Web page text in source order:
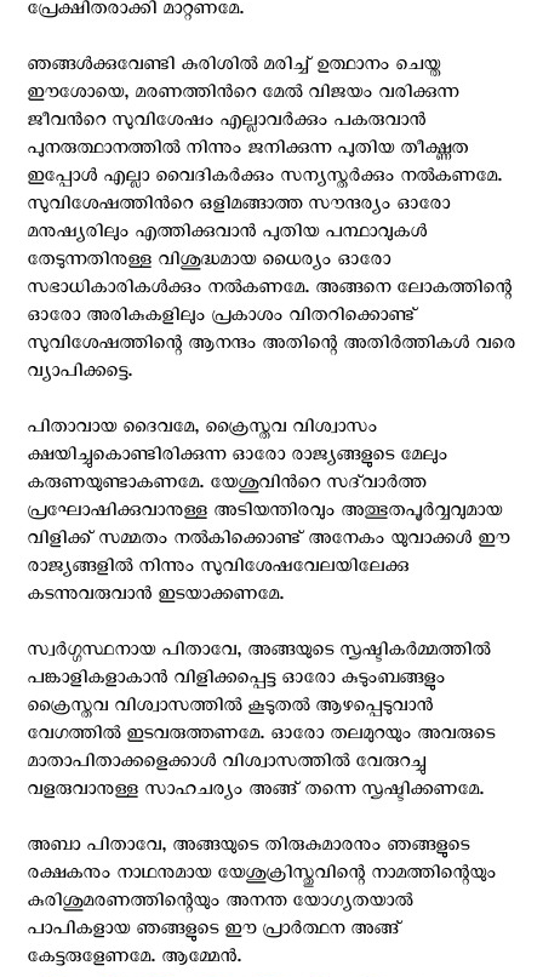
പ്രേക്ഷിതരാക്കി മാറ്റണമേ.
ഞങ്ങൾക്കുവേണ്ടി കുരിശിൽ മരിച്ച് ഉത്ഥാനം ചെയ്ത
ഈശോയെ, മരണത്തിന്‍റെ മേല്‍ വിജയം വരിക്കുന്ന
ജീവന്‍റെ സുവിശേഷം എല്ലാവര്‍ക്കും പകരുവാന്‍
പുനരുത്ഥാനത്തില്‍ നിന്നും ജനിക്കുന്ന പുതിയ തീക്ഷ്ണത
ഇപ്പോള്‍ എല്ലാ വൈദികർക്കും സന്യസ്തർക്കും നൽകണമേ.
സുവിശേഷത്തിന്‍റെ ഒളിമങ്ങാത്ത സൗന്ദര്യം ഓരോ
മനുഷ്യരിലും എത്തിക്കുവാന്‍ പുതിയ പന്ഥാവുകള്‍
തേടുന്നതിനുള്ള വിശുദ്ധമായ ധൈര്യം ഓരോ
സഭാധികാരികൾക്കും നൽകണമേ. അങ്ങനെ ലോകത്തിന്റെ
ഓരോ അരികുകളിലും പ്രകാശം വിതറിക്കൊണ്ട്
സുവിശേഷത്തിന്റെ ആനന്ദം അതിന്റെ അതിർത്തികൾ വരെ
വ്യാപിക്കട്ടെ.
പിതാവായ ദൈവമേ, ക്രൈസ്തവ വിശ്വാസം
ക്ഷയിച്ചുകൊണ്ടിരിക്കുന്ന ഓരോ രാജ്യങ്ങളുടെ മേലും
കരുണയുണ്ടാകണമേ. യേശുവിന്‍റെ സദ്‌വാര്‍ത്ത
പ്രഘോഷിക്കുവാനുള്ള അടിയന്തിരവും അത്ഭുതപൂര്‍വ്വവുമായ
വിളിക്ക് സമ്മതം നല്‍കിക്കൊണ്ട് അനേകം യുവാക്കൾ ഈ
രാജ്യങ്ങളിൽ നിന്നും സുവിശേഷവേലയിലേക്കു
കടന്നുവരുവാൻ ഇടയാക്കണമേ.
സ്വർഗ്ഗസ്ഥനായ പിതാവേ, അങ്ങയുടെ സൃഷ്ടികർമ്മത്തിൽ
പങ്കാളികളാകാൻ വിളിക്കപ്പെട്ട ഓരോ കുടുംബങ്ങളും
ക്രൈസ്തവ വിശ്വാസത്തിൽ കൂടുതൽ ആഴപ്പെടുവാൻ
വേഗത്തിൽ ഇടവരുത്തണമേ. ഓരോ തലമുറയും അവരുടെ
മാതാപിതാക്കളെക്കാൾ വിശ്വാസത്തിൽ വേരുറച്ചു
വളരുവാനുള്ള സാഹചര്യം അങ്ങ് തന്നെ സൃഷ്ടിക്കണമേ.
അബാ പിതാവേ, അങ്ങയുടെ തിരുകുമാരനും ഞങ്ങളുടെ
രക്ഷകനും നാഥനുമായ യേശുക്രിസ്തുവിന്റെ നാമത്തിന്റെയും
കുരിശുമരണത്തിന്റെയും അനന്ത യോഗ്യതയാൽ
പാപികളായ ഞങ്ങളുടെ ഈ പ്രാർത്ഥന അങ്ങ്
കേട്ടരുളേണമേ. ആമ്മേൻ.